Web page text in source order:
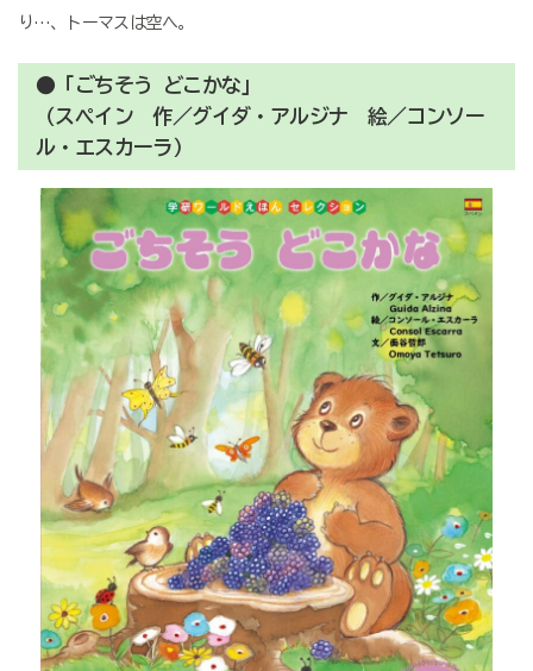
り…、トーマスは空へ。
●「ごちそう どこかな」
（スペイン 作／グイダ・アルジナ 絵／コンソー
ル・エスカーラ）